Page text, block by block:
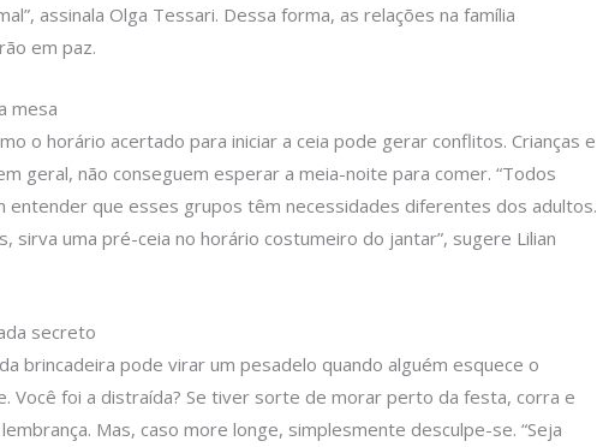
assinala Olga Tessari. Dessa forma, as relações na família
em paz.
mesa
o horário acertado para iniciar a ceia pode gerar conflitos. Crianças e
geral, não conseguem esperar a meia-noite para comer. “Todos
entender que esses grupos têm necessidades diferentes dos adultos.
sirva uma pré-ceia no horário costumeiro do jantar”, sugere Lilian
secreto
brincadeira pode virar um pesadelo quando alguém esquece o
Você foi a distraída? Se tiver sorte de morar perto da festa, corra e
Mas, caso more longe, simplesmente desculpe-se. “Seja